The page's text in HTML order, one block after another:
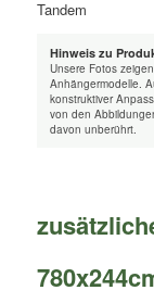
Hinweis zu
Unsere Fotos
Anhängermodelle.
konstruktiver
von den
davon unberührt.